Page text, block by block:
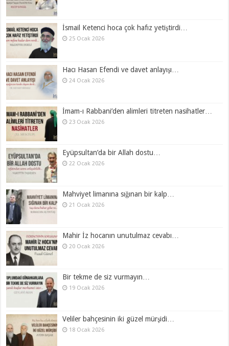
İsmail Ketenci hoca çok hafız yetiştirdi…
25 Ocak 2026
Hacı Hasan Efendi ve davet anlayışı…
24 Ocak 2026
İmam-ı Rabbani’den alimleri titreten nasihatler…
23 Ocak 2026
Eyüpsultan’da bir Allah dostu…
22 Ocak 2026
Mahviyet limanına sığınan bir kalp…
21 Ocak 2026
Mahir İz hocanın unutulmaz cevabı…
20 Ocak 2026
Bir tekme de siz vurmayın…
19 Ocak 2026
Veliler bahçesinin iki güzel mürşidi…
18 Ocak 2026